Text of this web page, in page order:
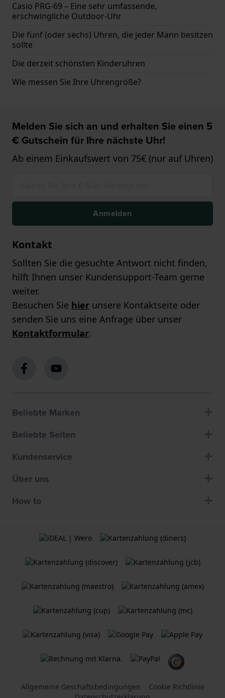
Casio PRG-69 – Eine sehr umfassende,
erschwingliche Outdoor-Uhr
Die fünf (oder sechs) Uhren, die jeder Mann besitzen
sollte
Die derzeit schönsten Kinderuhren
Wie messen Sie Ihre Uhrengröße?
Melden Sie sich an und erhalten Sie einen 5
€ Gutschein für Ihre nächste Uhr!
Ab einem Einkaufswert von 75€ (nur auf Uhren)
Anmelden
Kontakt
Sollten Sie die gesuchte Antwort nicht finden,
hilft Ihnen unser Kundensupport-Team gerne
weiter.
Besuchen Sie hier unsere Kontaktseite oder
senden Sie uns eine Anfrage über unser
Kontaktformular.
Beliebte Marken
Beliebte Seiten
Kundenservice
Über uns
How to
Allgemeine Geschäftsbedingungen
Cookie Richtlinie